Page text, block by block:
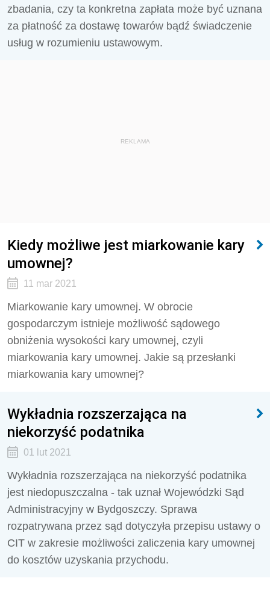
zbadania, czy ta konkretna zapłata może być uznana
za płatność za dostawę towarów bądź świadczenie
usług w rozumieniu ustawowym.
REKLAMA
Kiedy możliwe jest miarkowanie kary
umownej?
11 mar 2021
Miarkowanie kary umownej. W obrocie
gospodarczym istnieje możliwość sądowego
obniżenia wysokości kary umownej, czyli
miarkowania kary umownej. Jakie są przesłanki
miarkowania kary umownej?
Wykładnia rozszerzająca na
niekorzyść podatnika
01 lut 2021
Wykładnia rozszerzająca na niekorzyść podatnika
jest niedopuszczalna - tak uznał Wojewódzki Sąd
Administracyjny w Bydgoszczy. Sprawa
rozpatrywana przez sąd dotyczyła przepisu ustawy o
CIT w zakresie możliwości zaliczenia kary umownej
do kosztów uzyskania przychodu.